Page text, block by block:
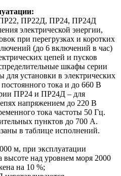
ПР22, ПР22Д, ПР24, ПР24Д
электрической энергии,
при перегрузках и коротких
(до 6 включений в час)
цепей и пусков
шкафы серии
установки в электрических
тока и до 660 В
ПР24 и ПР24Д – для
напряжением до 220 В
тока частоты 50 Гц.
пунктов до 700 А.
в таблице исполнений.
м, при эксплуатации
над уровнем моря 2000
на 10 %;